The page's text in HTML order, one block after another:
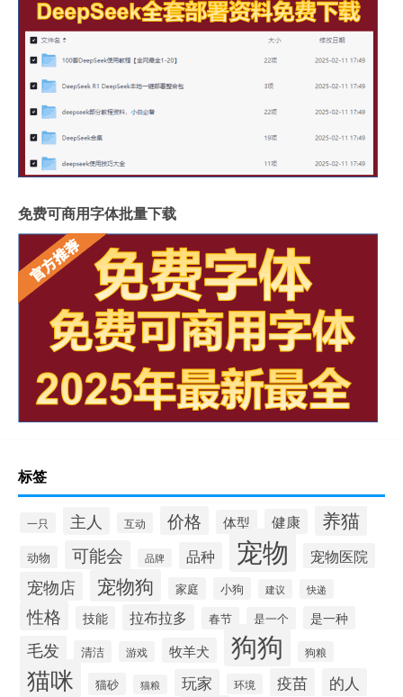
免费可商用字体批量下载
标签
一只 主人 互动 价格 体型 健康 养猫
动物 可能会 品牌 品种 宠物 宠物医院
宠物店 宠物狗 家庭 小狗 建议 快递
性格 技能 拉布拉多 春节 是一个 是一种
毛发 清洁 游戏 牧羊犬 狗狗 狗粮
猫咪 猫砂 猫粮 玩家 环境 疫苗 的人